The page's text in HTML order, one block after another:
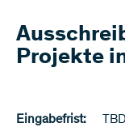
Projekte
Eingabefrist: TBD